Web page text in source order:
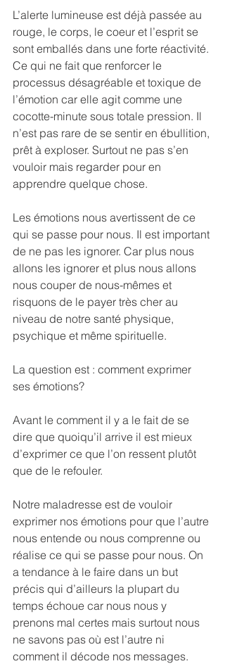
L’alerte lumineuse est déjà passée au
rouge, le corps, le coeur et l’esprit se
sont emballés dans une forte réactivité.
Ce qui ne fait que renforcer le
processus désagréable et toxique de
l’émotion car elle agit comme une
cocotte-minute sous totale pression. Il
n’est pas rare de se sentir en ébullition,
prêt à exploser. Surtout ne pas s’en
vouloir mais regarder pour en
apprendre quelque chose.
Les émotions nous avertissent de ce
qui se passe pour nous. Il est important
de ne pas les ignorer. Car plus nous
allons les ignorer et plus nous allons
nous couper de nous-mêmes et
risquons de le payer très cher au
niveau de notre santé physique,
psychique et même spirituelle.
La question est : comment exprimer
ses émotions?
Avant le comment il y a le fait de se
dire que quoiqu’il arrive il est mieux
d’exprimer ce que l’on ressent plutôt
que de le refouler.
Notre maladresse est de vouloir
exprimer nos émotions pour que l’autre
nous entende ou nous comprenne ou
réalise ce qui se passe pour nous. On
a tendance à le faire dans un but
précis qui d’ailleurs la plupart du
temps échoue car nous nous y
prenons mal certes mais surtout nous
ne savons pas où est l’autre ni
comment il décode nos messages.